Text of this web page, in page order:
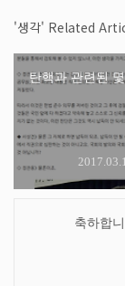
'생각' Related
탄핵과 관련된
축하합